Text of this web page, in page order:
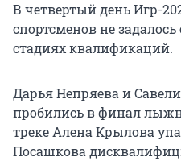
В четвертый день Игр-
спортсменов не задалось
стадиях квалификаций.
Дарья Непряева и
пробились в финал
треке Алена Крылова
Посашкова